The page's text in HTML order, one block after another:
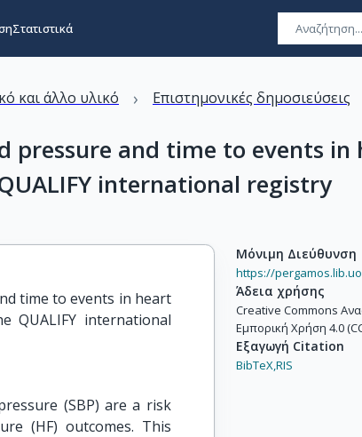
Στατιστικά
και άλλο υλικό › Επιστημονικές δημοσιεύσεις
pressure and time to events
international registry
time to events in heart
QUALIFY international
(SBP) are a risk
(HF) outcomes. This
Μόνιμη Διεύθυνση
https://
Άδεια χρήσης
Creative Commons
Εμπορική Χρήση 4.0
Εξαγωγή Citation
BibTeX,RIS